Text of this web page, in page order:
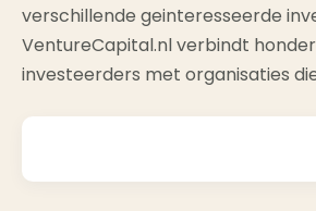
verschillende geinteresseerde
VentureCapital.nl verbindt
investeerders met organisaties